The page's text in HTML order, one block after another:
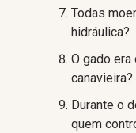
Todas
hidráulica?
O gado
canavieira?
Durante o
quem